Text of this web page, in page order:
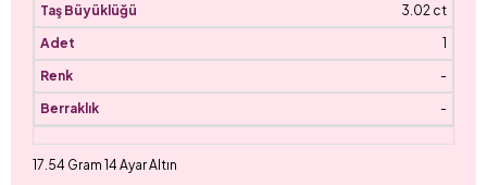
3.02 ct
1
-
-
17.54 Gram 14 Ayar Altın